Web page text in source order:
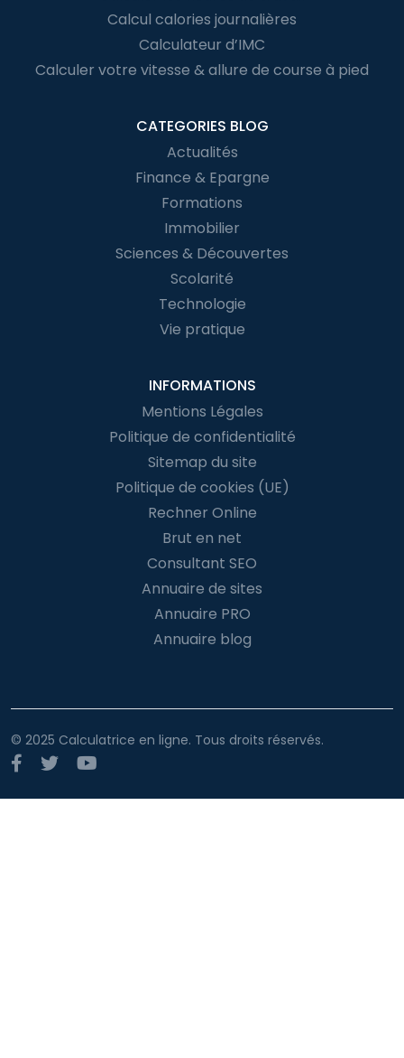
Calcul calories journalières
Calculateur d’IMC
Calculer votre vitesse & allure de course à pied
CATEGORIES BLOG
Actualités
Finance & Epargne
Formations
Immobilier
Sciences & Découvertes
Scolarité
Technologie
Vie pratique
INFORMATIONS
Mentions Légales
Politique de confidentialité
Sitemap du site
Politique de cookies (UE)
Rechner Online
Brut en net
Consultant SEO
Annuaire de sites
Annuaire PRO
Annuaire blog
© 2025 Calculatrice en ligne. Tous droits réservés.